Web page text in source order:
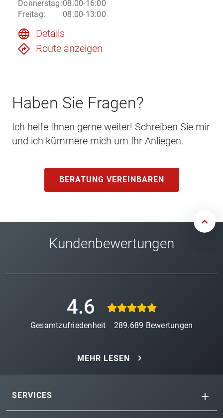
Donnerstag:08:00-16:00
Freitag: 08:00-13:00
Details
Route anzeigen
Haben Sie Fragen?
Ich helfe Ihnen gerne weiter! Schreiben Sie mir
und ich kümmere mich um Ihr Anliegen.
BERATUNG VEREINBAREN
Kundenbewertungen
4.6
Gesamtzufriedenheit 289.689 Bewertungen
MEHR LESEN
SERVICES